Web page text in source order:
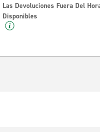
Las Devoluciones Fuera Del
Disponibles